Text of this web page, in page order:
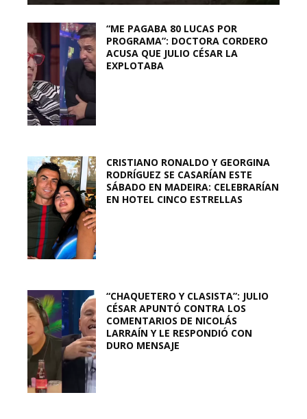
“ME PAGABA 80 LUCAS POR
PROGRAMA”: DOCTORA CORDERO
ACUSA QUE JULIO CÉSAR LA
EXPLOTABA
CRISTIANO RONALDO Y GEORGINA
RODRÍGUEZ SE CASARÍAN ESTE
SÁBADO EN MADEIRA: CELEBRARÍAN
EN HOTEL CINCO ESTRELLAS
“CHAQUETERO Y CLASISTA”: JULIO
CÉSAR APUNTÓ CONTRA LOS
COMENTARIOS DE NICOLÁS
LARRAÍN Y LE RESPONDIÓ CON
DURO MENSAJE